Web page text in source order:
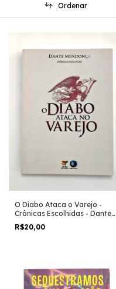
Ordenar
O Diabo Ataca o Varejo -
Crônicas Escolhidas - Dante
Mendonça
R$20,00